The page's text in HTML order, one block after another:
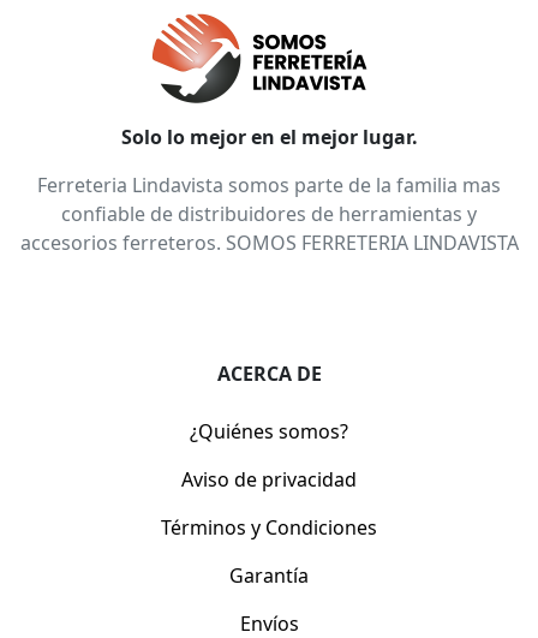
Solo lo mejor en el mejor lugar.
Ferreteria Lindavista somos parte de la familia mas
confiable de distribuidores de herramientas y
accesorios ferreteros. SOMOS FERRETERIA LINDAVISTA
ACERCA DE
¿Quiénes somos?
Aviso de privacidad
Términos y Condiciones
Garantía
Envíos